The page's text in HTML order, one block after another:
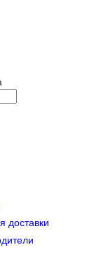
доставки